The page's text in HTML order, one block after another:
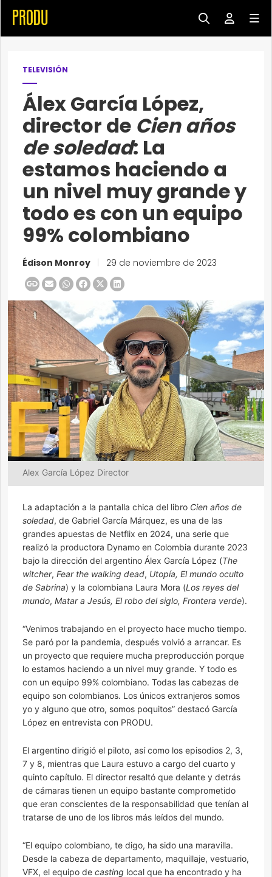
TELEVISIÓN
Álex García López,
director de Cien años
de soledad: La
estamos haciendo a
un nivel muy grande y
todo es con un equipo
99% colombiano
Édison Monroy 29 de noviembre de 2023
Alex García López Director
La adaptación a la pantalla chica del libro Cien años de
soledad, de Gabriel García Márquez, es una de las
grandes apuestas de Netflix en 2024, una serie que
realizó la productora Dynamo en Colombia durante 2023
bajo la dirección del argentino Álex García López (The
witcher, Fear the walking dead, Utopía, El mundo oculto
de Sabrina) y la colombiana Laura Mora (Los reyes del
mundo, Matar a Jesús, El robo del siglo, Frontera verde).
“Venimos trabajando en el proyecto hace mucho tiempo.
Se paró por la pandemia, después volvió a arrancar. Es
un proyecto que requiere mucha preproducción porque
lo estamos haciendo a un nivel muy grande. Y todo es
con un equipo 99% colombiano. Todas las cabezas de
equipo son colombianos. Los únicos extranjeros somos
yo y alguno que otro, somos poquitos” destacó García
López en entrevista con PRODU.
El argentino dirigió el piloto, así como los episodios 2, 3,
7 y 8, mientras que Laura estuvo a cargo del cuarto y
quinto capítulo. El director resaltó que delante y detrás
de cámaras tienen un equipo bastante comprometido
que eran conscientes de la responsabilidad que tenían al
tratarse de uno de los libros más leídos del mundo.
“El equipo colombiano, te digo, ha sido una maravilla.
Desde la cabeza de departamento, maquillaje, vestuario,
VFX, el equipo de casting local que ha encontrado y ha